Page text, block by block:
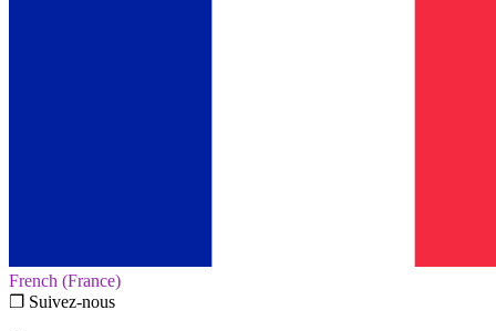
French (France)‎
❐ Suivez-nous